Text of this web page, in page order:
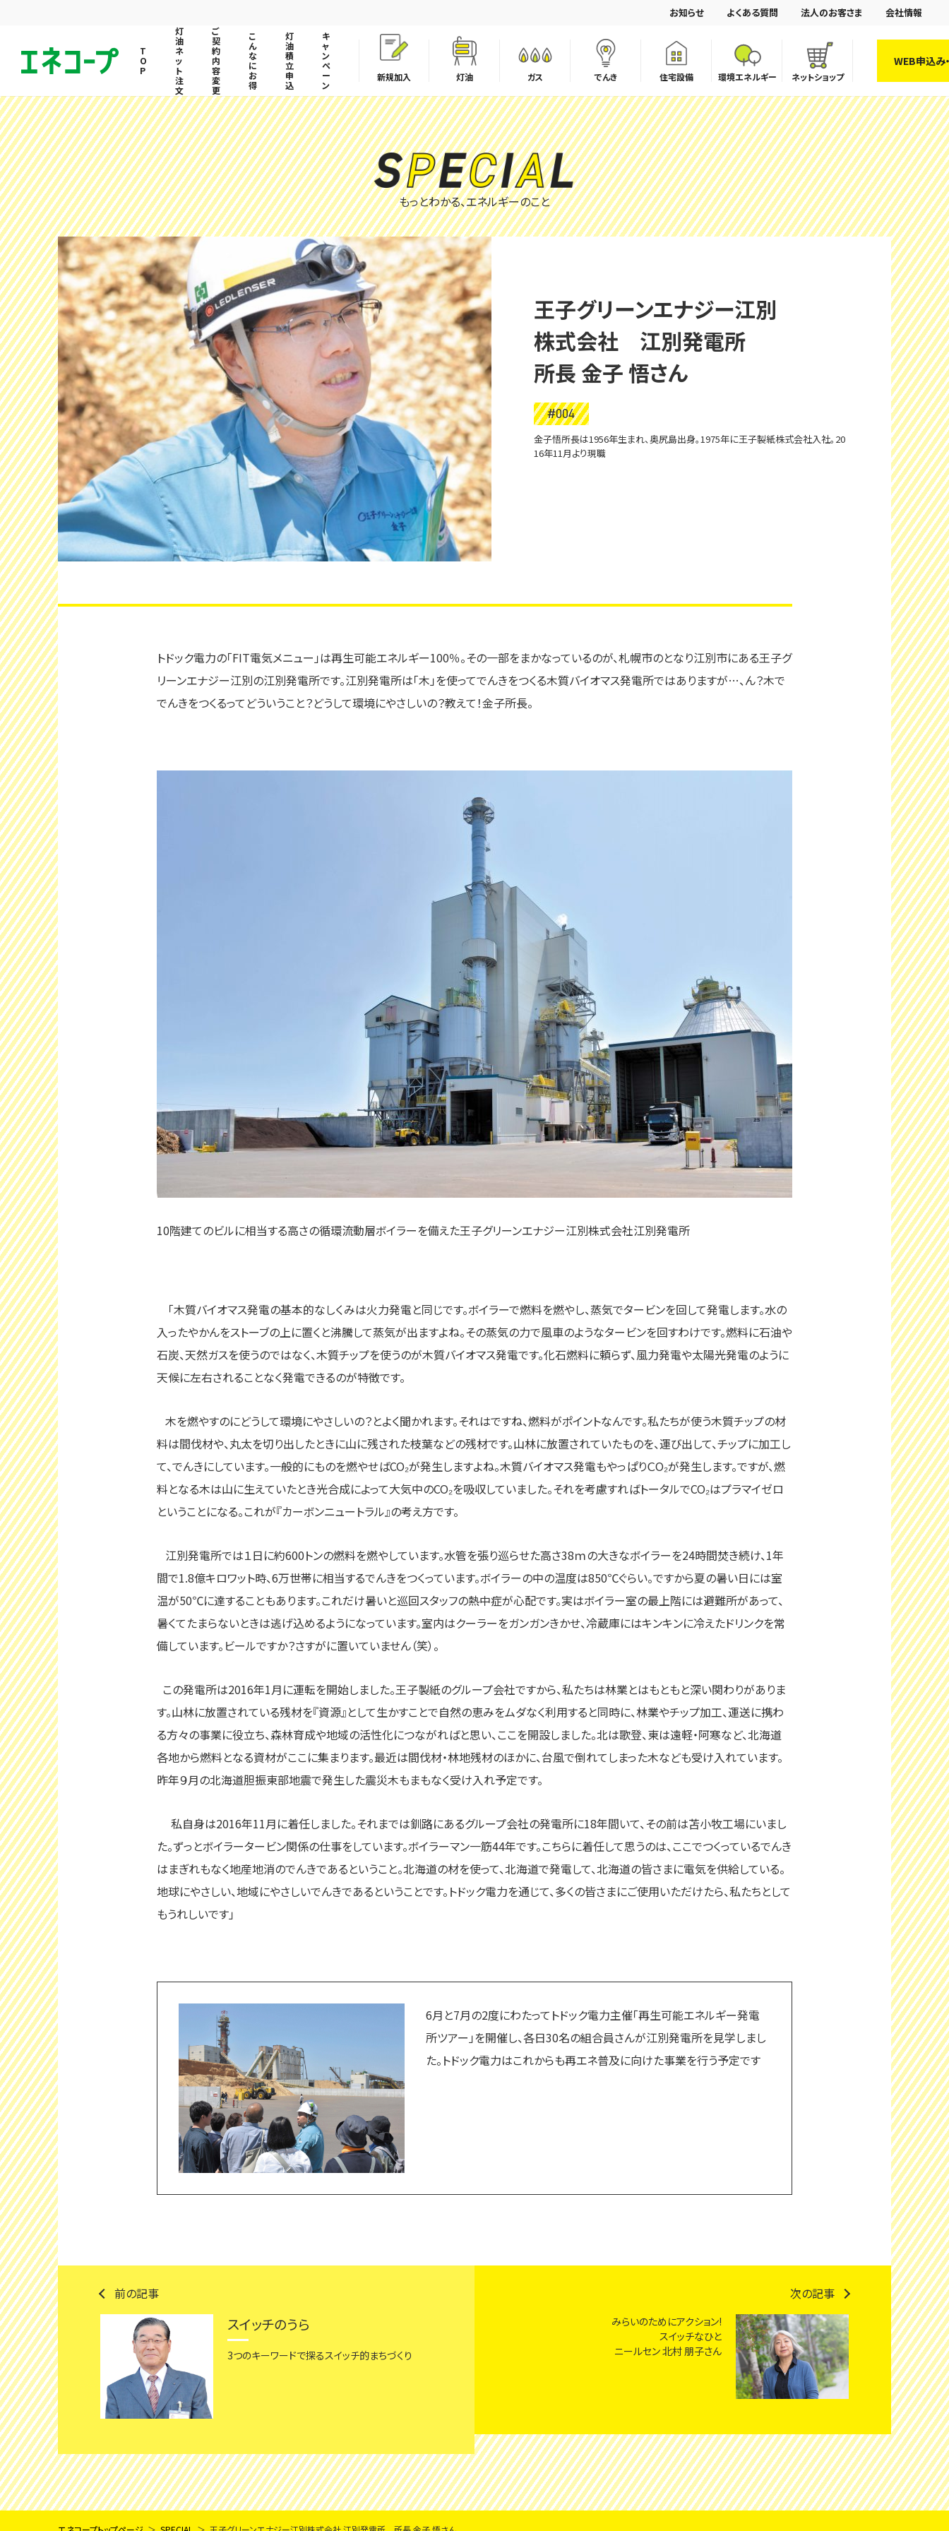
灯
油
ネ
ッ
ト
注
文
ご
契
約
内
容
変
更
こ
ん
な
に
お
得
灯
油
積
立
申
込
キ
ャ
ン
ペ
ー
ン
新規加入 灯油 ガス でんき 住宅設備 環境エネルギー ネットショップ
WEB申込み
お知らせ よくある質問 法人のお客さま 会社情報
もっとわかる、エネルギーのこと
王子グリーンエナジー江別
株式会社 江別発電所
所長 金子 悟さん
#004
金子悟所長は1956年生まれ、奥尻島出身。1975年に王子製紙株式会社入社。20
16年11月より現職
トドック電力の「FIT電気メニュー」は再生可能エネルギー100％。その一部をまかなっているのが、札幌市のとなり江別市にある王子グ
リーンエナジー江別の江別発電所です。江別発電所は「木」を使ってでんきをつくる木質バイオマス発電所ではありますが…、ん？木で
でんきをつくるってどういうこと？どうして環境にやさしいの？教えて！金子所長。
10階建てのビルに相当する高さの循環流動層ボイラーを備えた王子グリーンエナジー江別株式会社江別発電所
「木質バイオマス発電の基本的なしくみは火力発電と同じです。ボイラーで燃料を燃やし、蒸気でタービンを回して発電します。水の
入ったやかんをストーブの上に置くと沸騰して蒸気が出ますよね。その蒸気の力で風車のようなタービンを回すわけです。燃料に石油や
石炭、天然ガスを使うのではなく、木質チップを使うのが木質バイオマス発電です。化石燃料に頼らず、風力発電や太陽光発電のように
天候に左右されることなく発電できるのが特徴です。
木を燃やすのにどうして環境にやさしいの？とよく聞かれます。それはですね、燃料がポイントなんです。私たちが使う木質チップの材
料は間伐材や、丸太を切り出したときに山に残された枝葉などの残材です。山林に放置されていたものを、運び出して、チップに加工し
て、でんきにしています。一般的にものを燃やせばCO₂が発生しますよね。木質バイオマス発電もやっぱりＣO₂が発生します。ですが、燃
料となる木は山に生えていたとき光合成によって大気中のCO₂を吸収していました。それを考慮すればトータルでCO₂はプラマイゼロ
ということになる。これが『カーボンニュートラル』の考え方です。
江別発電所では１日に約600トンの燃料を燃やしています。水管を張り巡らせた高さ38ｍの大きなボイラーを24時間焚き続け、1年
間で1.8億キロワット時、6万世帯に相当するでんきをつくっています。ボイラーの中の温度は850℃ぐらい。ですから夏の暑い日には室
温が50℃に達することもあります。これだけ暑いと巡回スタッフの熱中症が心配です。実はボイラー室の最上階には避難所があって、
暑くてたまらないときは逃げ込めるようになっています。室内はクーラーをガンガンきかせ、冷蔵庫にはキンキンに冷えたドリンクを常
備しています。ビールですか？さすがに置いていません（笑）。
この発電所は2016年1月に運転を開始しました。王子製紙のグループ会社ですから、私たちは林業とはもともと深い関わりがありま
す。山林に放置されている残材を『資源』として生かすことで自然の恵みをムダなく利用すると同時に、林業やチップ加工、運送に携わ
る方々の事業に役立ち、森林育成や地域の活性化につながればと思い、ここを開設しました。北は歌登、東は遠軽・阿寒など、北海道
各地から燃料となる資材がここに集まります。最近は間伐材・林地残材のほかに、台風で倒れてしまった木なども受け入れています。
昨年９月の北海道胆振東部地震で発生した震災木もまもなく受け入れ予定です。
私自身は2016年11月に着任しました。それまでは釧路にあるグループ会社の発電所に18年間いて、その前は苫小牧工場にいまし
た。ずっとボイラータービン関係の仕事をしています。ボイラーマン一筋44年です。こちらに着任して思うのは、ここでつくっているでんき
はまぎれもなく地産地消のでんきであるということ。北海道の材を使って、北海道で発電して、北海道の皆さまに電気を供給している。
地球にやさしい、地域にやさしいでんきであるということです。トドック電力を通じて、多くの皆さまにご使用いただけたら、私たちとして
もうれしいです」
6月と7月の2度にわたってトドック電力主催「再生可能エネルギー発電
所ツアー」を開催し、各日30名の組合員さんが江別発電所を見学しまし
た。トドック電力はこれからも再エネ普及に向けた事業を行う予定です
前の記事
スイッチのうら
3つのキーワードで探るスイッチ的まちづくり
次の記事
みらいのためにアクション!
スイッチなひと
ニールセン 北村 朋子さん